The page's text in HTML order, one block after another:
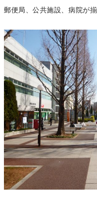
郵便局、公共施設、病院が